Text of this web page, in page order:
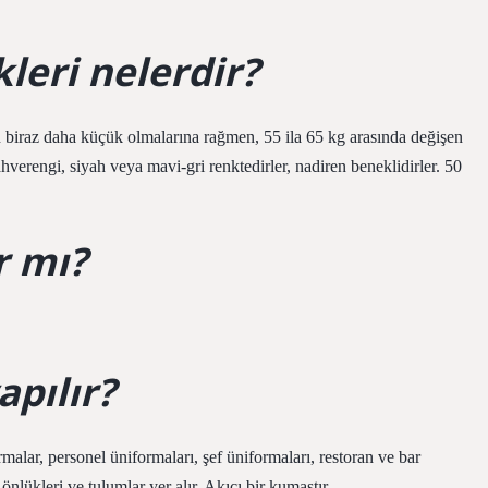
nelerdir?
daha küçük olmalarına rağmen, 55 ila 65 kg arasında değişen
siyah veya mavi-gri renktedirler, nadiren beneklidirler. 50
personel üniformaları, şef üniformaları, restoran ve bar